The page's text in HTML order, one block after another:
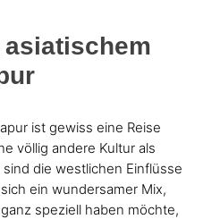
ist gewiss eine Reise
völlig andere Kultur als
die westlichen Einflüsse
ein wundersamer Mix,
speziell haben möchte,